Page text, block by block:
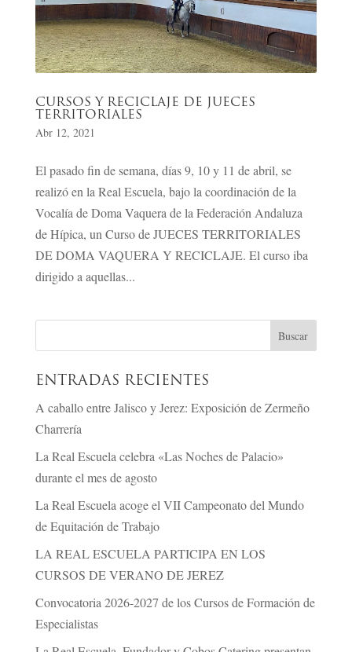
CURSOS Y RECICLAJE DE JUECES
TERRITORIALES
Abr 12, 2021
El pasado fin de semana, días 9, 10 y 11 de abril, se
realizó en la Real Escuela, bajo la coordinación de la
Vocalía de Doma Vaquera de la Federación Andaluza
de Hípica, un Curso de JUECES TERRITORIALES
DE DOMA VAQUERA Y RECICLAJE. El curso iba
dirigido a aquellas...
ENTRADAS RECIENTES
A caballo entre Jalisco y Jerez: Exposición de Zermeño
Charrería
La Real Escuela celebra «Las Noches de Palacio»
durante el mes de agosto
La Real Escuela acoge el VII Campeonato del Mundo
de Equitación de Trabajo
LA REAL ESCUELA PARTICIPA EN LOS
CURSOS DE VERANO DE JEREZ
Convocatoria 2026-2027 de los Cursos de Formación de
Especialistas